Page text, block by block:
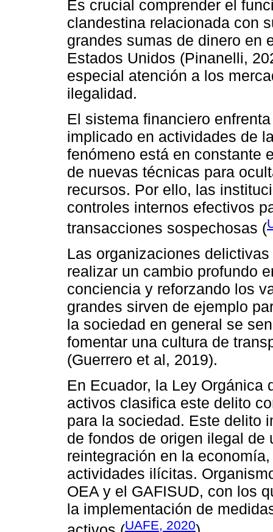
Es crucial comprender el
clandestina relacionada con
grandes sumas de dinero en
Estados Unidos (Pinanelli,
especial atención a los
ilegalidad.
El sistema financiero
implicado en actividades de
fenómeno está en constante
de nuevas técnicas para
recursos. Por ello, las
controles internos efectivos
transacciones sospechosas (
Las organizaciones
realizar un cambio profundo
conciencia y reforzando los
grandes sirven de ejemplo
la sociedad en general se
fomentar una cultura de
(Guerrero et al, 2019).
En Ecuador, la Ley Orgánica
activos clasifica este delito
para la sociedad. Este delito
de fondos de origen ilegal
reintegración en la
actividades ilícitas.
OEA y el GAFISUD, con los
la implementación de
UAFE, 2020